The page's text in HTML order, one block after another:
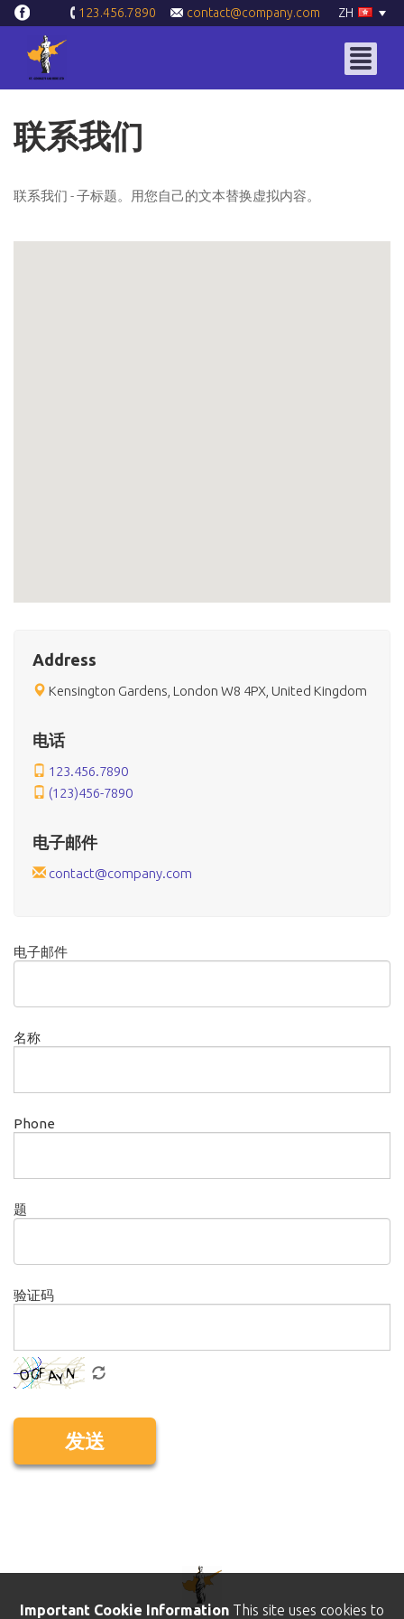
ZH
123.456.7890 contact@company.com
联系我们
联系我们 - 子标题。用您自己的文本替换虚拟内容。
Address
Kensington Gardens, London W8 4PX, United Kingdom
电话
123.456.7890
(123)456-7890
电子邮件
contact@company.com
电子邮件
名称
Phone
题
验证码
发送
Important Cookie Information This site uses cookies to